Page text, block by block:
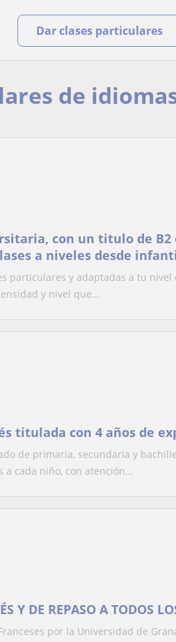
Dar clases particulares
de
con un titulo de B2
a niveles desde
particulares y adaptadas a tu nivel
y nivel que...
titulada con 4 años de
de primaria, secundaria y
a cada niño, con atención...
Y DE REPASO A TODOS
por la Universidad de